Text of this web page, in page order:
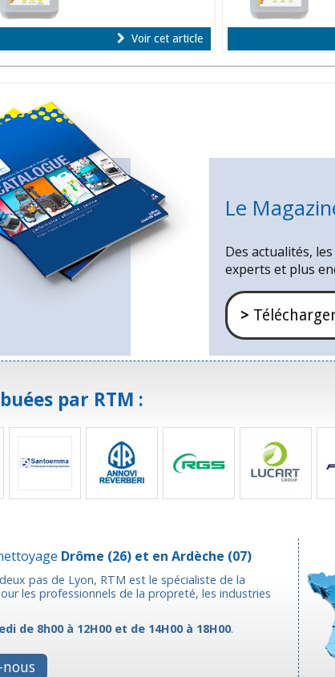
Voir cet article
Le
Des actualités,
experts et plus
>
par RTM :
Drôme (26) et en Ardèche (07)
pas de Lyon, RTM est le spécialiste de la
les professionnels de la propreté, les industries
de 8h00 à 12H00 et de 14H00 à 18H00.